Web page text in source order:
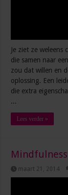
Je ziet ze weleens
die samen naar
zou dat willen en
oplossing. Een
die extra
...
Lees verder »
maart 21, 2014